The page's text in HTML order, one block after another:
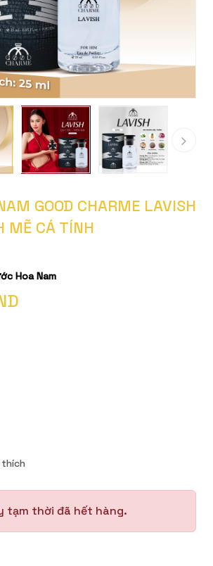
GOOD CHARME LAVISH
MẼ CÁ TÍNH
Hoa Nam
thích
tạm thời đã hết hàng.